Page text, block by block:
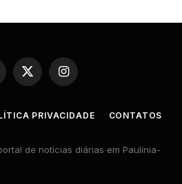
X
(Twitter)
Instagram
PRIVACIDADE CONTATOS
de notícias diárias em Paulínia-